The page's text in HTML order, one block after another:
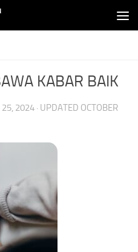
KABAR BAIK
25, 2024 · UPDATED OCTOBER